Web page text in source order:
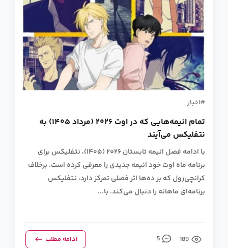
اخبار
تمام انیمه‌هایی که در اوت ۲۰۲۶ (مرداد ۱۴۰۵) به
نتفلیکس می‌آیند
با ادامه فصل انیمه تابستان ۲۰۲۶ (۱۴۰۵)، نتفلیکس برای
برنامه ماه اوت خود انیمه جدیدی را معرفی کرده است. برخلاف
کرانچی‌رول که بر ده‌ها اثر فصلی تمرکز دارد، نتفلیکس
برنامه‌ای ماهانه را دنبال می‌کند. با...
189
5 ادامه مطلب